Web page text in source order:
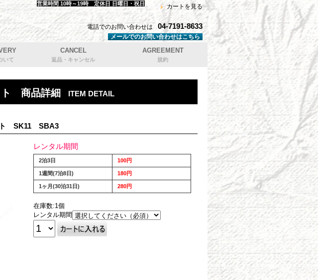
電話でのお問い合わせは 04-7191-8633
メールでのお問い合わせはこちら
カートを見る
営業時間 10時～19時 定休日 日曜日・祝日
ト 商品詳細 ITEM DETAIL
ト SK11 SBA3
レンタル期間
2泊3日 100円
1週間(7泊8日) 180円
1ヶ月(30泊31日) 280円
在庫数:1個
レンタル期間
いて
CANCEL
返品・キャンセル
AGREEMENT
規約